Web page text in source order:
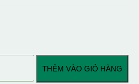
THÊM VÀO GIỎ HÀNG